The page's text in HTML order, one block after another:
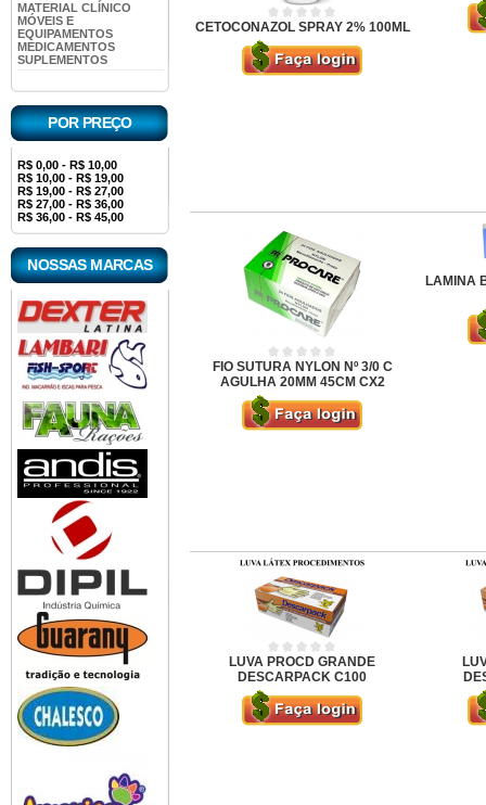
MATERIAL CLÍNICO
MÓVEIS E
EQUIPAMENTOS
MEDICAMENTOS
SUPLEMENTOS
POR PREÇO
R$ 0,00 - R$ 10,00
R$ 10,00 - R$ 19,00
R$ 19,00 - R$ 27,00
R$ 27,00 - R$ 36,00
R$ 36,00 - R$ 45,00
NOSSAS MARCAS
CETOCONAZOL SPRAY 2% 100ML
FIO SUTURA NYLON Nº 3/0 C
AGULHA 20MM 45CM CX2
LAMINA
LUVA PROCD GRANDE
DESCARPACK C100